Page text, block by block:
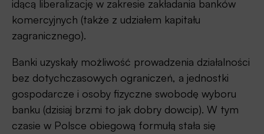
idącą liberalizację w zakresie zakładania banków
komercyjnych (także z udziałem kapitału
zagranicznego).
Banki uzyskały możliwość prowadzenia działalności
bez dotychczasowych ograniczeń, a jednostki
gospodarcze i osoby fizyczne swobodę wyboru
banku (dzisiaj brzmi to jak dobry dowcip). W tym
czasie w Polsce obiegową formułą stała się